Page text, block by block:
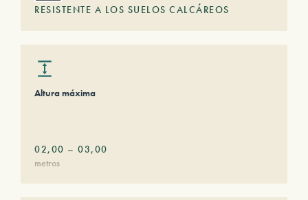
RESISTENTE A LOS SUELOS CALCÁREOS
Altura máxima
02,00 – 03,00
metros